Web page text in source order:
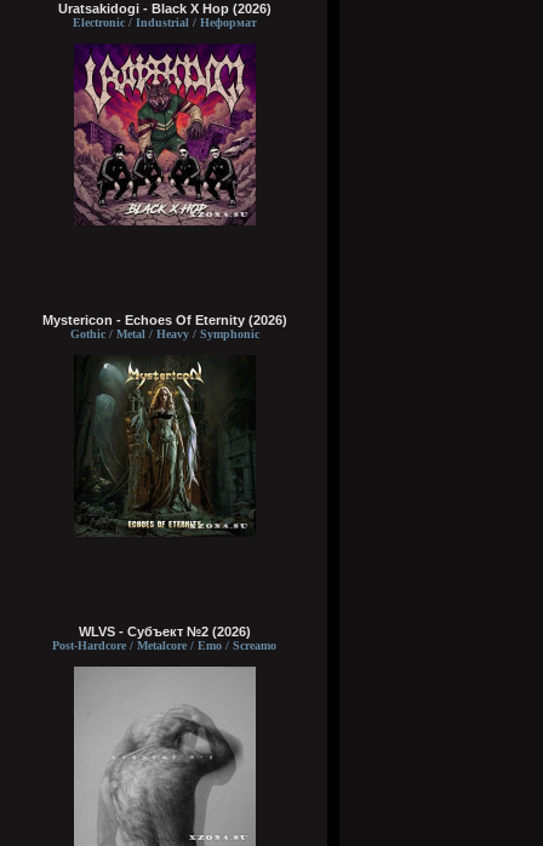
Uratsakidogi - Black X Hop (2026)
Electronic / Industrial / Неформат
Mystericon - Echoes Of Eternity (2026)
Gothic / Metal / Heavy / Symphonic
WLVS - Субъект №2 (2026)
Post-Hardcore / Metalcore / Emo / Screamo